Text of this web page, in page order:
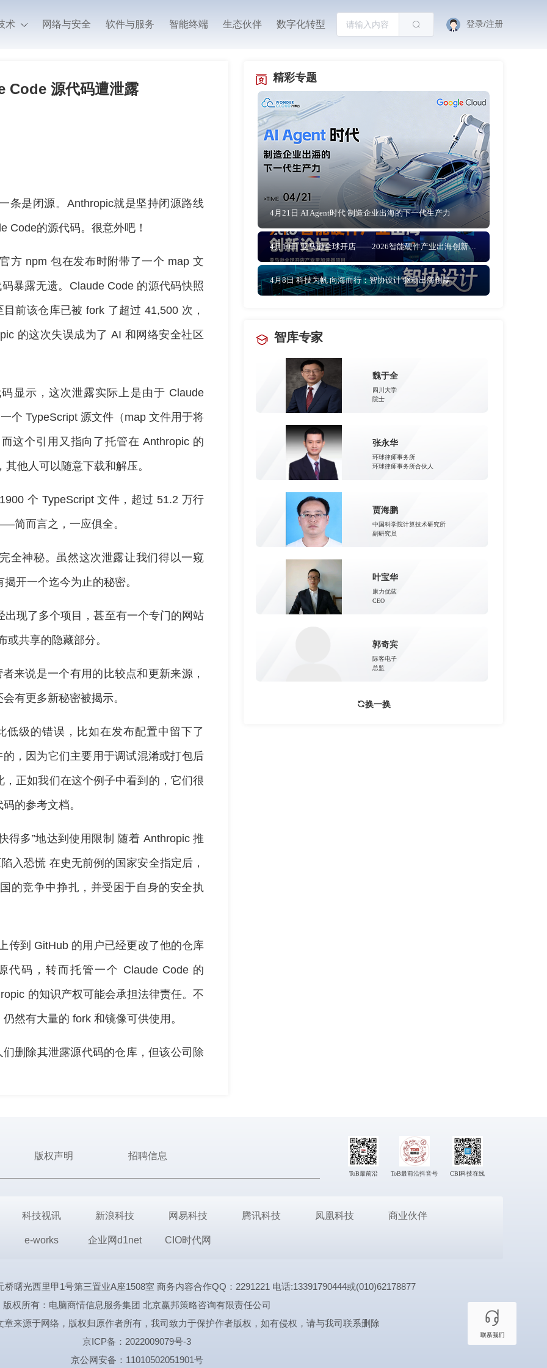
术 网络与安全 软件与服务 智能终端 生态伙伴 数字化转型 登录/注册
Code 源代码遭泄露
条是闭源。Anthropic就是坚持闭源路线
Code的源代码。很意外吧！
方 npm 包在发布时附带了一个 map 文
暴露无遗。Claude Code 的源代码快照
前该仓库已被 fork 了超过 41,500 次，
的这次失误成为了 AI 和网络安全社区
显示，这次泄露实际上是由于 Claude
个 TypeScript 源文件（map 文件用于将
这个引用又指向了托管在 Anthropic 的
他人可以随意下载和解压。
个 TypeScript 文件，超过 51.2 万行
简而言之，一应俱全。
全神秘。虽然这次泄露让我们得以一窥
开一个迄今为止的秘密。
现了多个项目，甚至有一个专门的网站
共享的隐藏部分。
来说是一个有用的比较点和更新来源，
有更多新秘密被揭示。
低级的错误，比如在发布配置中留下了
，因为它们主要用于调试混淆或打包后
正如我们在这个例子中看到的，它们很
的参考文档。
得多”地达到使用限制 随着 Anthropic 推
入恐慌 在史无前例的国家安全指定后，
的竞争中挣扎，并受困于自身的安全执
传到 GitHub 的用户已经更改了他的仓库
代码，转而托管一个 Claude Code 的
的知识产权可能会承担法律责任。不
然有大量的 fork 和镜像可供使用。
删除其泄露源代码的仓库，但该公司除
精彩专题
4月21日 AI Agent时代 制造企业出海的下一代生产力
4月10日 亚马逊全球开店——2026智能硬件产业出海创新论坛
4月8日 科技为帆 向海而行：智协设计 驱动出海创赢
智库专家
魏于全
四川大学
院士
张永华
环球律师事务所
环球律师事务所合伙人
贾海鹏
中国科学院计算技术研究所
副研究员
叶宝华
康力优蓝
CEO
郭奇宾
际客电子
总监
换一换
版权声明 招聘信息
ToB最前沿 ToB最前沿抖音号 CBI科技在线
科技视讯 新浪科技 网易科技 腾讯科技 凤凰科技 商业伙伴
e-works 企业网d1net CIO时代网
曙光西里甲1号第三置业A座1508室 商务内容合作QQ：2291221 电话:13391790444或(010)62178877
版权所有：电脑商情信息服务集团 北京赢邦策略咨询有限责任公司
来源于网络，版权归原作者所有，我司致力于保护作者版权，如有侵权，请与我司联系删除
京ICP备：2022009079号-3
京公网安备：11010502051901号